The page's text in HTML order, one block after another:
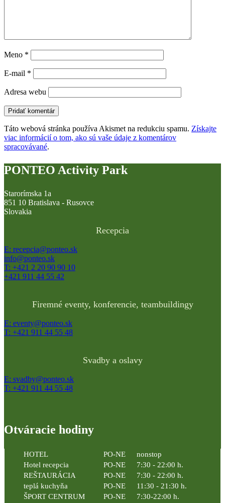
Meno *
E-mail *
Adresa webu
Táto webová stránka používa Akismet na redukciu spamu. Získajte
viac informácií o tom, ako sú vaše údaje z komentárov
spracovávané.
PONTEO Activity Park
Starorímska 1a
851 10 Bratislava - Rusovce
Slovakia
Recepcia
E: recepcia@ponteo.sk
info@ponteo.sk
T: +421 2 20 90 90 10
+421 911 44 55 42
Firemné eventy, konferencie, teambuildingy
E: eventy@ponteo.sk
T: +421 911 44 55 48
Svadby a oslavy
E: svadby@ponteo.sk
T: +421 911 44 55 48
Otváracie hodiny
HOTEL PO-NE
nonstop
Hotel recepcia
PO-NE
7:30 - 22:00 h.
REŠTAURÁCIA
PO-NE
7:30 - 22:00 h.
teplá kuchyňa
PO-NE
11:30 - 21:30 h.
ŠPORT CENTRUM
PO-NE 7:30-22:00 h.